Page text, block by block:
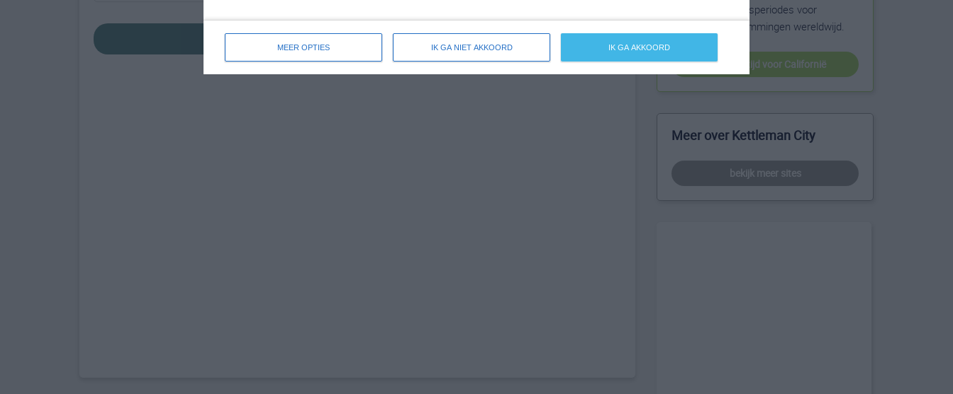
MEER OPTIES IK GA NIET AKKOORD IK GA AKKOORD
bekijk de uitgebreide weersverwachting voor Kettleman City
over de beste reisperiodes voor
duizenden bestemmingen wereldwijd.
beste reistijd voor Californië
Meer over Kettleman City
bekijk meer sites